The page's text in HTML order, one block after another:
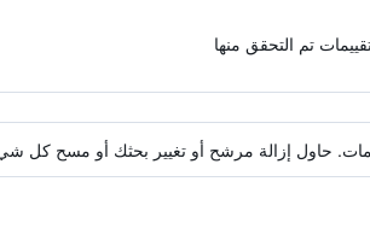
حاول إزالة مرشح أو تغيير بحثك أو مسح كل